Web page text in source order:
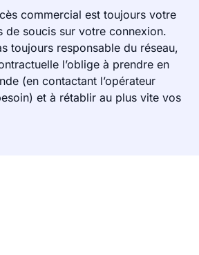
commercial est toujours votre
de soucis sur votre connexion.
toujours responsable du réseau,
l’oblige à prendre en
(en contactant l’opérateur
et à rétablir au plus vite vos